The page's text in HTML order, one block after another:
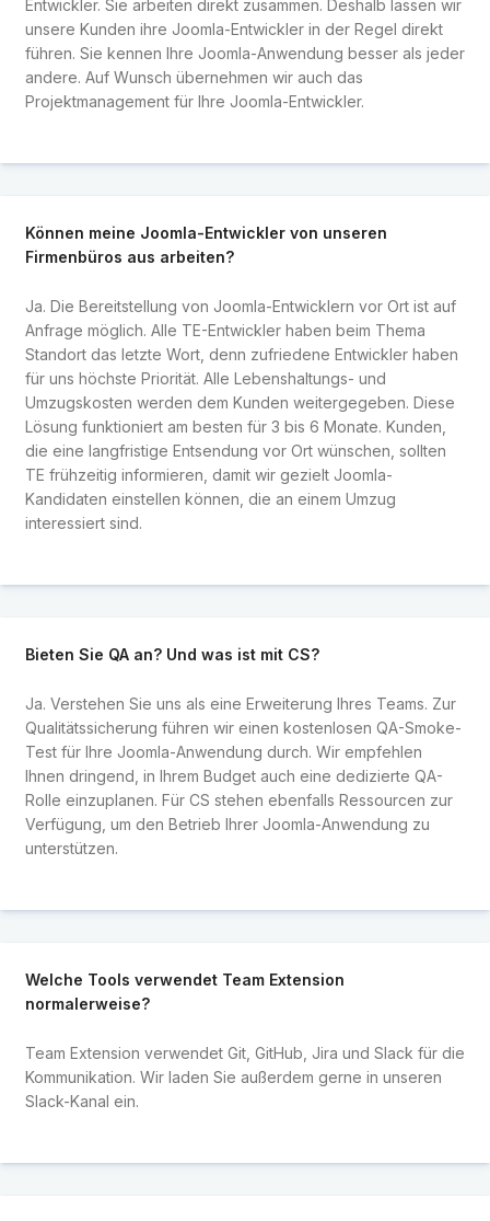
Entwickler. Sie arbeiten direkt zusammen. Deshalb lassen wir
unsere Kunden ihre Joomla-Entwickler in der Regel direkt
führen. Sie kennen Ihre Joomla-Anwendung besser als jeder
andere. Auf Wunsch übernehmen wir auch das
Projektmanagement für Ihre Joomla-Entwickler.
Können meine Joomla-Entwickler von unseren
Firmenbüros aus arbeiten?
Ja. Die Bereitstellung von Joomla-Entwicklern vor Ort ist auf
Anfrage möglich. Alle TE-Entwickler haben beim Thema
Standort das letzte Wort, denn zufriedene Entwickler haben
für uns höchste Priorität. Alle Lebenshaltungs- und
Umzugskosten werden dem Kunden weitergegeben. Diese
Lösung funktioniert am besten für 3 bis 6 Monate. Kunden,
die eine langfristige Entsendung vor Ort wünschen, sollten
TE frühzeitig informieren, damit wir gezielt Joomla-
Kandidaten einstellen können, die an einem Umzug
interessiert sind.
Bieten Sie QA an? Und was ist mit CS?
Ja. Verstehen Sie uns als eine Erweiterung Ihres Teams. Zur
Qualitätssicherung führen wir einen kostenlosen QA-Smoke-
Test für Ihre Joomla-Anwendung durch. Wir empfehlen
Ihnen dringend, in Ihrem Budget auch eine dedizierte QA-
Rolle einzuplanen. Für CS stehen ebenfalls Ressourcen zur
Verfügung, um den Betrieb Ihrer Joomla-Anwendung zu
unterstützen.
Welche Tools verwendet Team Extension
normalerweise?
Team Extension verwendet Git, GitHub, Jira und Slack für die
Kommunikation. Wir laden Sie außerdem gerne in unseren
Slack-Kanal ein.